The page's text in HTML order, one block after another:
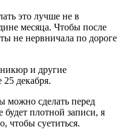
это лучше не в
месяца. Чтобы после
не нервничала по дороге
и другие
декабря.
сделать перед
плотной записи, я
чтобы суетиться.